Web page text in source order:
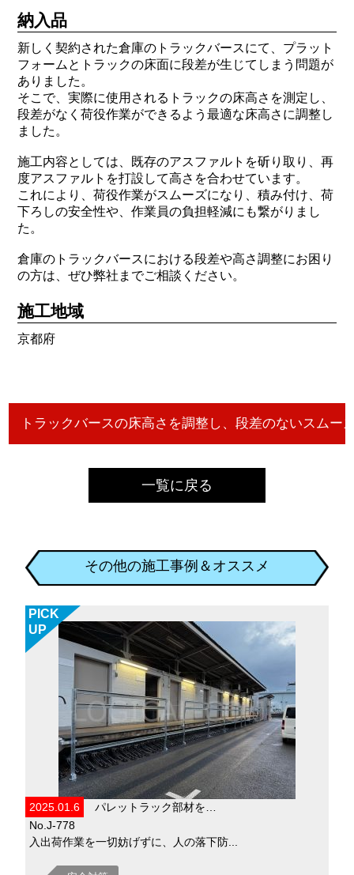
納入品
新しく契約された倉庫のトラックバースにて、プラット
フォームとトラックの床面に段差が生じてしまう問題が
ありました。
そこで、実際に使用されるトラックの床高さを測定し、
段差がなく荷役作業ができるよう最適な床高さに調整し
ました。
施工内容としては、既存のアスファルトを斫り取り、再
度アスファルトを打設して高さを合わせています。
これにより、荷役作業がスムーズになり、積み付け、荷
下ろしの安全性や、作業員の負担軽減にも繋がりまし
た。
倉庫のトラックバースにおける段差や高さ調整にお困り
の方は、ぜひ弊社までご相談ください。
施工地域
京都府
一覧に戻る
その他の施工事例＆オススメ
PICK
UP
2025.01.6
パレットラック部材を…
No.J-778
入出荷作業を一切妨げずに、人の落下防...